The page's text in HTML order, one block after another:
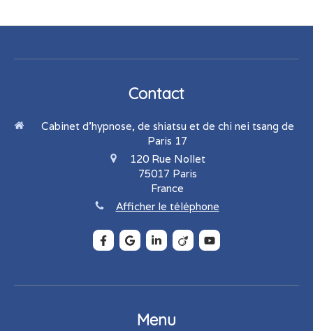
Contact
Cabinet d'hypnose, de shiatsu et de chi nei tsang de
Paris 17
120 Rue Nollet
75017 Paris
France
Afficher le téléphone
Menu